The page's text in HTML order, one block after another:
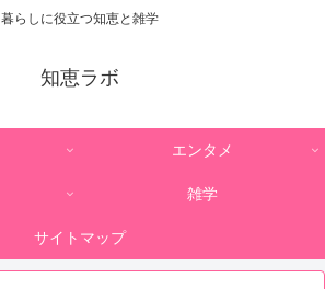
暮らしに役立つ知恵と雑学
知恵ラボ
エンタメ
雑学
サイトマップ